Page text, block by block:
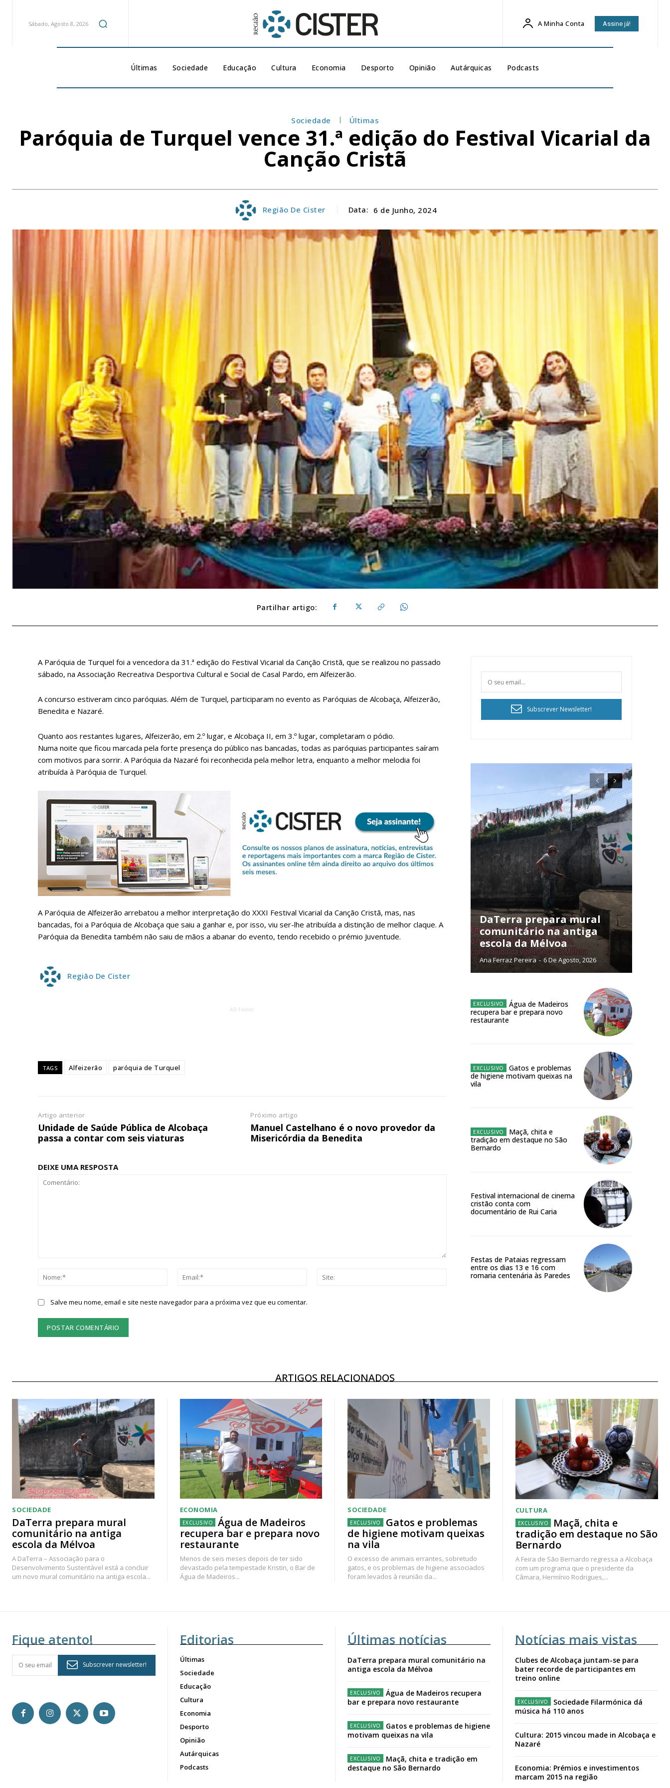
Planos de Assinatura
Faça-se assinante do Região de Cister e ajude-nos a manter este serviço público!
Sendo assinante terá acesso a todos os conteúdos exclusivos e versões digitais.
ASSINATURA
IMPRESSA
Ofertas para assinatura anual
ASSINATURA
DIGITAL ANUAL
Acesso aos conteúdos Exclusivos para
Sábado, Agosto 8, 2026 A Minha Conta Assine já!
Últimas Sociedade Educação Cultura Economia Desporto Opinião Autárquicas Podcasts
Sociedade Últimas
Paróquia de Turquel vence 31.ª edição do Festival Vicarial da
Canção Cristã
Região De Cister Data: 6 de Junho, 2024
Partilhar artigo:
A Paróquia de Turquel foi a vencedora da 31.ª edição do Festival Vicarial da Canção Cristã, que se realizou no passado
sábado, na Associação Recreativa Desportiva Cultural e Social de Casal Pardo, em Alfeizerão.
A concurso estiveram cinco paróquias. Além de Turquel, participaram no evento as Paróquias de Alcobaça, Alfeizerão,
Benedita e Nazaré.
Quanto aos restantes lugares, Alfeizerão, em 2.º lugar, e Alcobaça II, em 3.º lugar, completaram o pódio.
Numa noite que ficou marcada pela forte presença do público nas bancadas, todas as paróquias participantes saíram
com motivos para sorrir. A Paróquia da Nazaré foi reconhecida pela melhor letra, enquanto a melhor melodia foi
atribuída à Paróquia de Turquel.
A Paróquia de Alfeizerão arrebatou a melhor interpretação do XXXI Festival Vicarial da Canção Cristã, mas, nas
bancadas, foi a Paróquia de Alcobaça que saiu a ganhar e, por isso, viu ser-lhe atribuída a distinção de melhor claque. A
Paróquia da Benedita também não saiu de mãos a abanar do evento, tendo recebido o prémio Juventude.
Região De Cister
AD Footer
TAGS Alfeizerão paróquia de Turquel
Artigo anterior
Unidade de Saúde Pública de Alcobaça
passa a contar com seis viaturas
Próximo artigo
Manuel Castelhano é o novo provedor da
Misericórdia da Benedita
DEIXE UMA RESPOSTA
Nome:*
Email:*
Salve meu nome, email e site neste navegador para a próxima vez que eu comentar.
Subscrever Newsletter!
DaTerra prepara mural
comunitário na antiga
escola da Mélvoa
Ana Ferraz Pereira - 6 De Agosto, 2026
Água de Madeiros
recupera bar e prepara novo
restaurante
Gatos e problemas
de higiene motivam queixas na
vila
Maçã, chita e
tradição em destaque no São
Bernardo
Festival internacional de cinema
cristão conta com
documentário de Rui Caria
Festas de Pataias regressam
entre os dias 13 e 16 com
romaria centenária às Paredes
ARTIGOS RELACIONADOS
SOCIEDADE
DaTerra prepara mural
comunitário na antiga
escola da Mélvoa
A DaTerra – Associação para o
Desenvolvimento Sustentável está a concluir
um novo mural comunitário na antiga escola...
ECONOMIA
Água de Madeiros
recupera bar e prepara novo
restaurante
Menos de seis meses depois de ter sido
devastado pela tempestade Kristin, o Bar de
Água de Madeiros...
SOCIEDADE
Gatos e problemas
de higiene motivam queixas
na vila
O excesso de animais errantes, sobretudo
gatos, e os problemas de higiene associados
foram levados à reunião da...
CULTURA
Maçã, chita e
tradição em destaque no São
Bernardo
A Feira de São Bernardo regressa a Alcobaça
com um programa que o presidente da
Câmara, Hermínio Rodrigues,...
Fique atento!
Subscrever newsletter!
Editorias
Últimas
Sociedade
Educação
Cultura
Economia
Desporto
Opinião
Autárquicas
Podcasts
Últimas notícias
DaTerra prepara mural comunitário na
antiga escola da Mélvoa
Água de Madeiros recupera
bar e prepara novo restaurante
Gatos e problemas de higiene
motivam queixas na vila
Maçã, chita e tradição em
destaque no São Bernardo
Notícias mais vistas
Clubes de Alcobaça juntam-se para
bater recorde de participantes em
treino online
Sociedade Filarmónica dá
música há 110 anos
Cultura: 2015 vincou made in Alcobaça e
Nazaré
Economia: Prémios e investimentos
marcam 2015 na região